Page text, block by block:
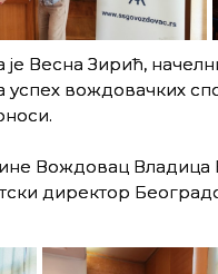
Весна Зирић,
успех вождовачких
Вождовац
директор